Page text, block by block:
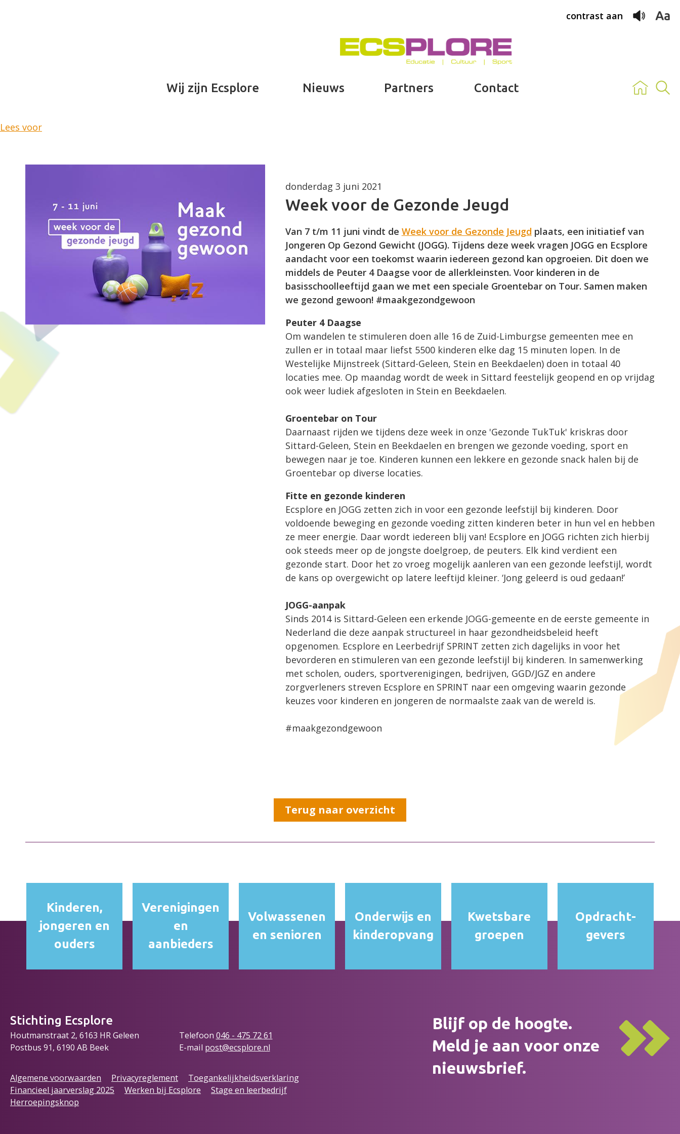
Wij zijn Ecsplore Nieuws Partners Contact
contrast aan
Lees voor
donderdag 3 juni 2021
Week voor de Gezonde Jeugd
Van 7 t/m 11 juni vindt de Week voor de Gezonde Jeugd plaats, een initiatief van
Jongeren Op Gezond Gewicht (JOGG). Tijdens deze week vragen JOGG en Ecsplore
aandacht voor een toekomst waarin iedereen gezond kan opgroeien. Dit doen we
middels de Peuter 4 Daagse voor de allerkleinsten. Voor kinderen in de
basisschoolleeftijd gaan we met een speciale Groentebar on Tour. Samen maken
we gezond gewoon! #maakgezondgewoon
Peuter 4 Daagse
Om wandelen te stimuleren doen alle 16 de Zuid-Limburgse gemeenten mee en
zullen er in totaal maar liefst 5500 kinderen elke dag 15 minuten lopen. In de
Westelijke Mijnstreek (Sittard-Geleen, Stein en Beekdaelen) doen in totaal 40
locaties mee. Op maandag wordt de week in Sittard feestelijk geopend en op vrijdag
ook weer ludiek afgesloten in Stein en Beekdaelen.
Groentebar on Tour
Daarnaast rijden we tijdens deze week in onze 'Gezonde TukTuk' kriskras door
Sittard-Geleen, Stein en Beekdaelen en brengen we gezonde voeding, sport en
bewegen naar je toe. Kinderen kunnen een lekkere en gezonde snack halen bij de
Groentebar op diverse locaties.
Fitte en gezonde kinderen
Ecsplore en JOGG zetten zich in voor een gezonde leefstijl bij kinderen. Door
voldoende beweging en gezonde voeding zitten kinderen beter in hun vel en hebben
ze meer energie. Daar wordt iedereen blij van! Ecsplore en JOGG richten zich hierbij
ook steeds meer op de jongste doelgroep, de peuters. Elk kind verdient een
gezonde start. Door het zo vroeg mogelijk aanleren van een gezonde leefstijl, wordt
de kans op overgewicht op latere leeftijd kleiner. ‘Jong geleerd is oud gedaan!’
JOGG-aanpak
Sinds 2014 is Sittard-Geleen een erkende JOGG-gemeente en de eerste gemeente in
Nederland die deze aanpak structureel in haar gezondheidsbeleid heeft
opgenomen. Ecsplore en Leerbedrijf SPRINT zetten zich dagelijks in voor het
bevorderen en stimuleren van een gezonde leefstijl bij kinderen. In samenwerking
met scholen, ouders, sportverenigingen, bedrijven, GGD/JGZ en andere
zorgverleners streven Ecsplore en SPRINT naar een omgeving waarin gezonde
keuzes voor kinderen en jongeren de normaalste zaak van de wereld is.
#maakgezondgewoon
Terug naar overzicht
Kinderen,
jongeren en
ouders
Verenigingen
en
aanbieders
Volwassenen
en senioren
Onderwijs en
kinderopvang
Kwetsbare
groepen
Opdracht­
gevers
Stichting Ecsplore
Houtmanstraat 2, 6163 HR Geleen
Postbus 91, 6190 AB Beek
Telefoon 046 - 475 7261
E-mail post@ecsplore.nl
Algemene voorwaarden Privacyreglement
Toegankelijkheidsverklaring
Financieel jaarverslag 2025
Werken bij Ecsplore
Stage en leerbedrijf
Herroepingsknop
Blijf op de hoogte.
Meld je aan voor onze
nieuwsbrief.